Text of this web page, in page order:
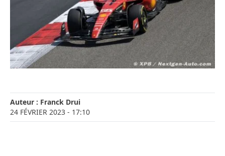
Auteur : Franck Drui
24 FÉVRIER 2023 - 17:10